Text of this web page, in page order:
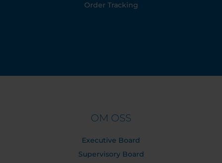
Order Tracking
OM OSS
Executive Board
Supervisory Board